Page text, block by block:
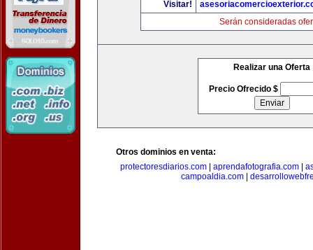
Visitar!
Serán consideradas
Realizar una Oferta
Precio Ofrecido $
Otros dominios en venta:
protectoresdiarios.com
aprendafotografia.com
campoaldia.com